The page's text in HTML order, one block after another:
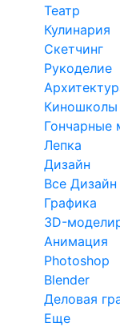
Театр
Кулинария
Скетчинг
Рукоделие
Киношколы
Гончарные
Лепка
Дизайн
Все Дизайн
Графика
3D-
Анимация
Photoshop
Blender
Деловая
Еще